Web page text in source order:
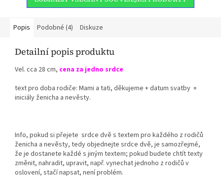
Popis Podobné (4) Diskuze
Detailní popis produktu
Vel. cca 28 cm, cena za jedno srdce
text pro doba rodiče: Mami a tati, děkujeme + datum svatby +
iniciály ženicha a nevěsty.
Info, pokud si přejete srdce dvě s textem pro každého z rodičů
ženicha a nevěsty, tedy objednejte srdce dvě, je samozřejmé,
že je dostanete každé s jiným textem; pokud budete chtít texty
změnit, nahradit, upravit, např. vynechat jednoho z rodičů v
oslovení, stačí napsat, není problém.